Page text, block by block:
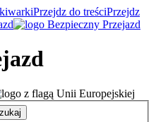
Przejdz do treściPrzejdz